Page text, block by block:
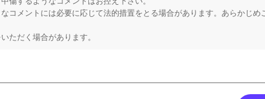
コメントには必要に応じて法的措置をとる場合があります。あらかじめ
ただく場合があります。